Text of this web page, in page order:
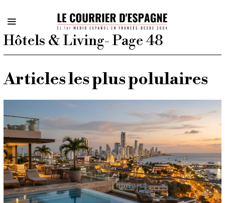
Hôtels & Living- Page 48
Articles les plus polulaires